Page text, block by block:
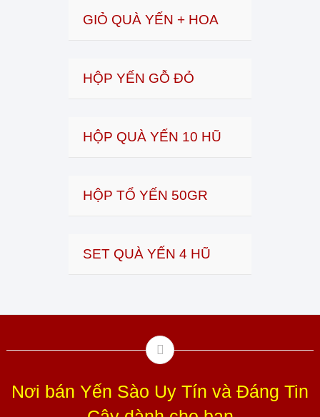
GIỎ QUÀ YẾN + HOA
HỘP YẾN GỖ ĐỎ
HỘP QUÀ YẾN 10 HŨ
HỘP TỔ YẾN 50GR
SET QUÀ YẾN 4 HŨ
Nơi bán Yến Sào Uy Tín và Đáng Tin